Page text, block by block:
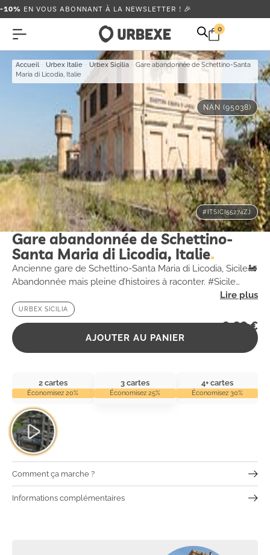
-10% EN VOUS ABONNANT À LA NEWSLETTER ! 🎉
0
Accueil - Urbex Italie - Urbex Sicilia - Gare abandonnée de Schettino-Santa
Maria di Licodia, Italie
NAN (95038)
#ITSICI55274ZJ
Gare abandonnée de Schettino-
Santa Maria di Licodia, Italie
Ancienne gare de Schettino-Santa Maria di Licodia, Sicile🚂
Abandonnée mais pleine d’histoires à raconter. #Sicile
URBEX SICILIA
2,99€
AJOUTER AU PANIER
2 cartes
Économisez 20%
3 cartes
Économisez 25%
4+ cartes
Économisez 30%
Comment ça marche ?
Informations complémentaires